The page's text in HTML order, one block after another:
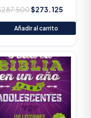
287.500$273.125
Añadir al carrito
Original
price
was:
$55.900.
Current
price
is:
$53.105.